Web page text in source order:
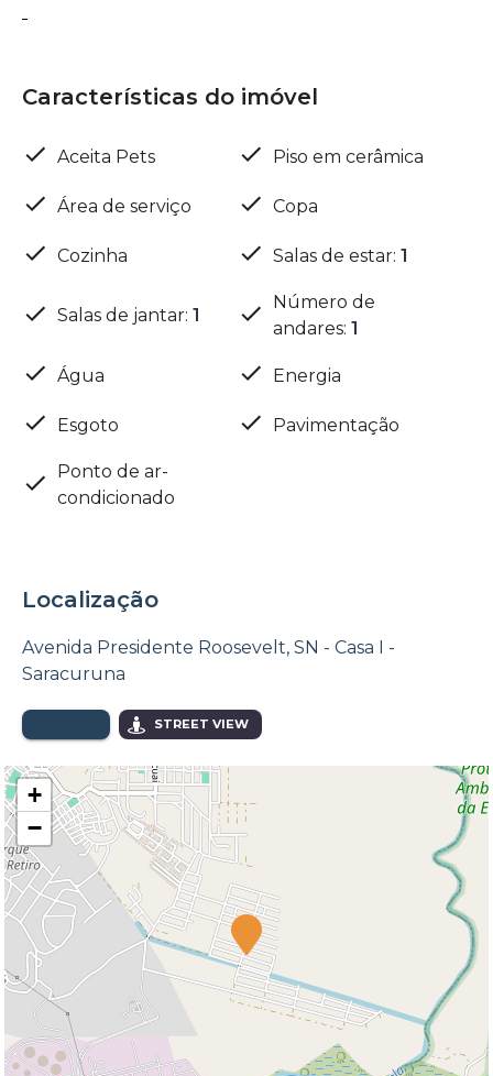
Características do imóvel
Aceita Pets Piso em cerâmica
Área de serviço Copa
Cozinha Salas de estar: 1
Salas de jantar: 1
Número de
andares: 1
Água Energia
Esgoto Pavimentação
Ponto de ar-
condicionado
Localização
Avenida Presidente Roosevelt, SN - Casa I -
Saracuruna
STREET VIEW
+
−